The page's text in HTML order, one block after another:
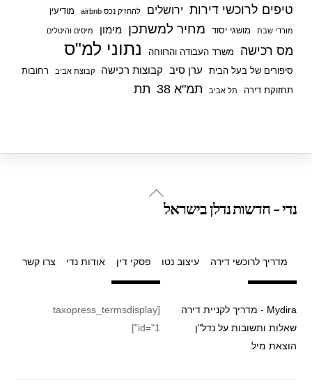
טיפים לרוכשי דירות ירושלים להחזיק נכס airbnb מודיעין
מורדי שבת מושגי יסוד מחיר למשתכן מימון מיסים והיטלים
מס רכישה משרד העבודה והרווחה נתוני למ"ס
סיפורים של בעל הבית ערן סיב קבוצות רכישה קבוצת אביב
רחובות
תחזוקת דירה
תל אביב תמ"א 38 תת
Back
נדי - חדשות נדלן בישראל
מדריך לרוכשי דירה עיצוב נטו פסקי דין אודות נדי צרו קשר
Mydira - מדריך לקניית דירה
שאלות ותשובות על נדל"ן
הוצאת מיל
[taxopress_termsdisplay
id="1"]